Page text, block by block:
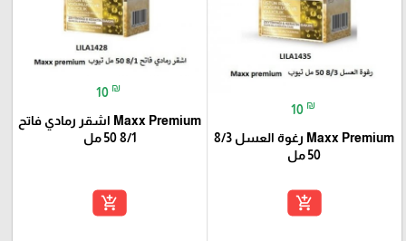
10 ₪
Maxx Premium رغوة العسل 8/3
50 مل
add_shopping_cart
10 ₪
Maxx Premium اشقر رمادي فاتح
8/1 50 مل
add_shopping_cart